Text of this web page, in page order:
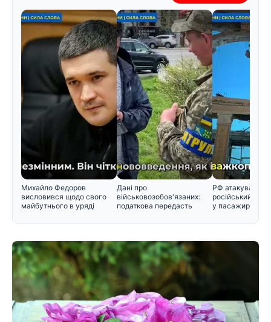
Михайло Федоров
висловився щодо свого
майбутнього в уряді
Дані про
військовозобов'язаних:
податкова передасть
РФ атакувала
російський
у пасажирський